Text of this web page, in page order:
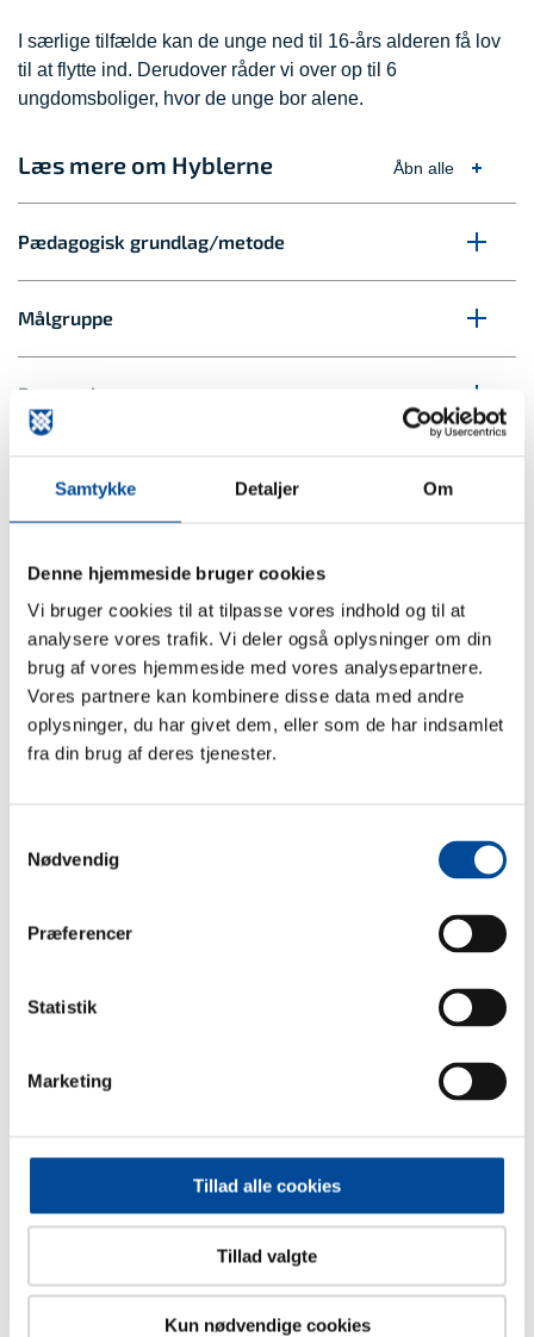
Samtykke Detaljer Om
Denne hjemmeside bruger cookies
Vi bruger cookies til at tilpasse vores indhold og til at
analysere vores trafik. Vi deler også oplysninger om din
brug af vores hjemmeside med vores analysepartnere.
Vores partnere kan kombinere disse data med andre
oplysninger, du har givet dem, eller som de har indsamlet
fra din brug af deres tjenester.
Nødvendig
Præferencer
Statistik
Marketing
Tillad alle cookies
Tillad valgte
Kun nødvendige cookies
I særlige tilfælde kan de unge ned til 16-års alderen få lov
til at flytte ind. Derudover råder vi over op til 6
ungdomsboliger, hvor de unge bor alene.
Læs mere om Hyblerne Åbn alle
Pædagogisk grundlag/metode
Målgruppe
Personale
Hyblerne er en del af Udviklingscenter
Greve
Udviklingscenter Greve indeholder en vifte af
arbejder fokuseret ud fra den enkelte borgers behov
med blik for koordineret indsats fra hele institutionen
Kontakt